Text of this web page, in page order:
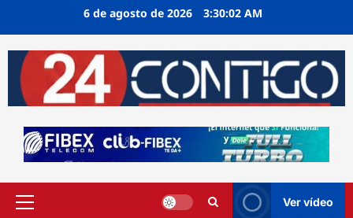
6 de agosto de 2026 3:30:03 AM
Menú
Ver vídeo